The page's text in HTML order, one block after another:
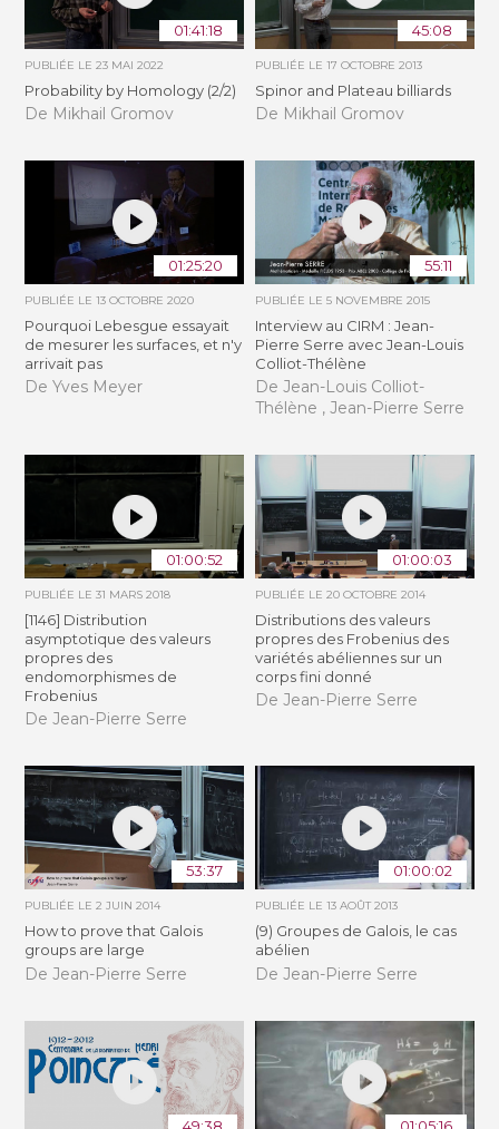
01:41:18
PUBLIÉE LE23 MAI 2022
Probability by Homology (2/2)
De Mikhail Gromov
45:08
PUBLIÉE LE 17 OCTOBRE 2013
Spinor and Plateau billiards
De Mikhail Gromov
01:25:20
PUBLIÉE LE13 OCTOBRE 2020
Pourquoi Lebesgue essayait
de mesurer les surfaces, et n'y
arrivait pas
De Yves Meyer
55:11
PUBLIÉE LE 5 NOVEMBRE 2015
Interview au CIRM : Jean-
Pierre Serre avec Jean-Louis
Colliot-Thélène
De Jean-Louis Colliot-
Thélène , Jean-Pierre Serre
01:00:52
PUBLIÉE LE31 MARS 2018
[1146] Distribution
asymptotique des valeurs
propres des
endomorphismes de
Frobenius
De Jean-Pierre Serre
01:00:03
PUBLIÉE LE 20 OCTOBRE 2014
Distributions des valeurs
propres des Frobenius des
variétés abéliennes sur un
corps fini donné
De Jean-Pierre Serre
53:37
PUBLIÉE LE2 JUIN 2014
How to prove that Galois
groups are large
De Jean-Pierre Serre
01:00:02
PUBLIÉE LE 13 AOÛT 2013
(9) Groupes de Galois, le cas
abélien
De Jean-Pierre Serre
49:38 01:05:16